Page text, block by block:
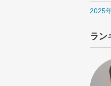
2025
ラン